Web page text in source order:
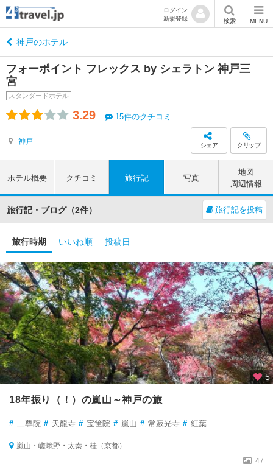
ログイン
新規登録
検索 MENU
神戸のホテル
フォーポイント フレックス by シェラトン 神戸三
宮
スタンダードホテル
3.29 15件のクチコミ
神戸 シェア クリップ
ホテル概要 クチコミ 旅行記 写真
地図
周辺情報
旅行記・ブログ（2件） 旅行記を投稿
旅行時期 いいね順 投稿日
5
18年振り（！）の嵐山～神戸の旅
# 二尊院 # 天龍寺 # 宝筐院 # 嵐山 # 常寂光寺 # 紅葉
嵐山・嵯峨野・太秦・桂（京都）
47